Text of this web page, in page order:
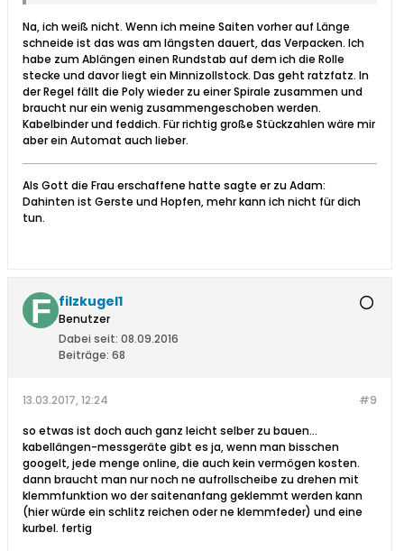
Na, ich weiß nicht. Wenn ich meine Saiten vorher auf Länge
schneide ist das was am längsten dauert, das Verpacken. Ich
habe zum Ablängen einen Rundstab auf dem ich die Rolle
stecke und davor liegt ein Minnizollstock. Das geht ratzfatz. In
der Regel fällt die Poly wieder zu einer Spirale zusammen und
braucht nur ein wenig zusammengeschoben werden.
Kabelbinder und feddich. Für richtig große Stückzahlen wäre mir
aber ein Automat auch lieber.
Als Gott die Frau erschaffene hatte sagte er zu Adam:
Dahinten ist Gerste und Hopfen, mehr kann ich nicht für dich
tun.
filzkugel1
Benutzer
Dabei seit: 08.09.2016
Beiträge: 68
#9
13.03.2017, 12:24
so etwas ist doch auch ganz leicht selber zu bauen...
kabellängen-messgeräte gibt es ja, wenn man bisschen
googelt, jede menge online, die auch kein vermögen kosten.
dann braucht man nur noch ne aufrollscheibe zu drehen mit
klemmfunktion wo der saitenanfang geklemmt werden kann
(hier würde ein schlitz reichen oder ne klemmfeder) und eine
kurbel. fertig